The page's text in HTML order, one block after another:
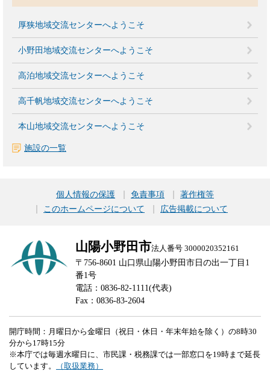
厚狭地域交流センターへようこそ
小野田地域交流センターへようこそ
高泊地域交流センターへようこそ
高千帆地域交流センターへようこそ
本山地域交流センターへようこそ
施設の一覧
個人情報の保護 免責事項
著作権等
このホームページについて
広告掲載について
山陽小野田市法人番号 3000020352161
〒756-8601 山口県山陽小野田市日の出一丁目1
番1号
電話：0836-82-1111(代表)
Fax：0836-83-2604
開庁時間：月曜日から金曜日（祝日・休日・年末年始を除く）の8時30
分から17時15分
※本庁では毎週水曜日に、市民課・税務課では一部窓口を19時まで延長
しています。
（取扱業務）